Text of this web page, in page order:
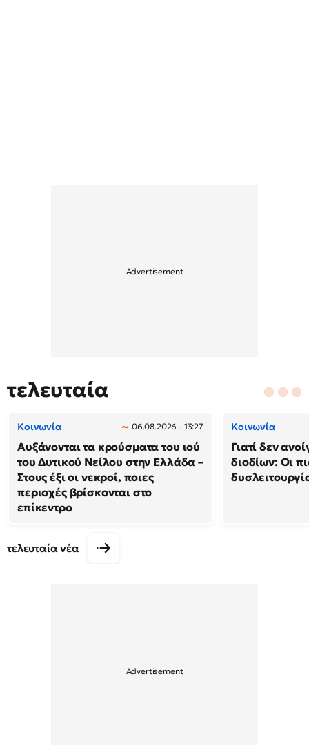
τελευταία
Κοινωνία 06.08.2026 - 13:27
Αυξάνονται τα κρούσματα του ιού
του Δυτικού Νείλου στην Ελλάδα –
Στους έξι οι νεκροί, ποιες
περιοχές βρίσκονται στο
επίκεντρο
Κοινωνία
Γιατί δεν
διοδίων: Οι
τελευταία νέα